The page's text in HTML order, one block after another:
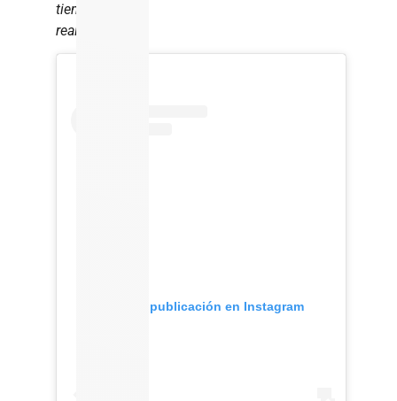
tiempo
real.
Ver esta publicación en Instagram